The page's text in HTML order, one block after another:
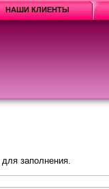
НАШИ КЛИЕНТЫ
заполнения.